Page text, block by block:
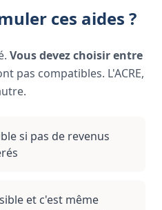
ces aides ?
Vous devez choisir entre
pas compatibles. L'ACRE,
si pas de revenus
et c'est même